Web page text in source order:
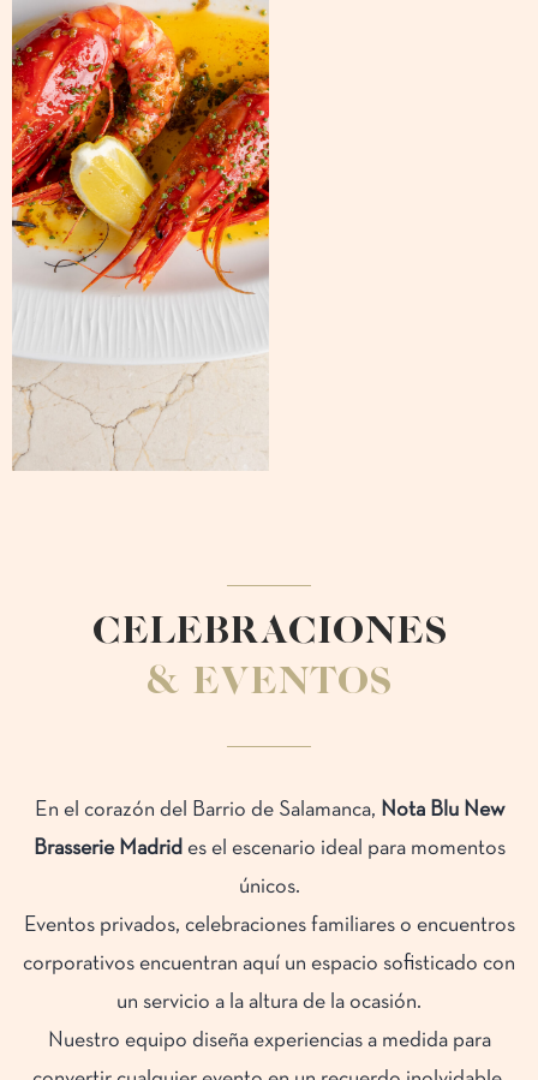
CELEBRACIONES
& EVENTOS
En el corazón del Barrio de Salamanca, Nota Blu New
Brasserie Madrides el escenario ideal para momentos
únicos.
Eventos privados, celebraciones familiares o encuentros
corporativos encuentran aquí un espacio sofisticado con
un servicio a la altura de la ocasión.
Nuestro equipo diseña experiencias a medida para
convertir cualquier evento en un recuerdo inolvidable.